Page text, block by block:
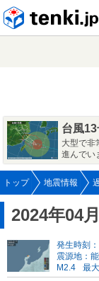
台風
大型で非
進んでい
トップ 地震情報
2024年04
発生時刻
震源地：
M2.4
最